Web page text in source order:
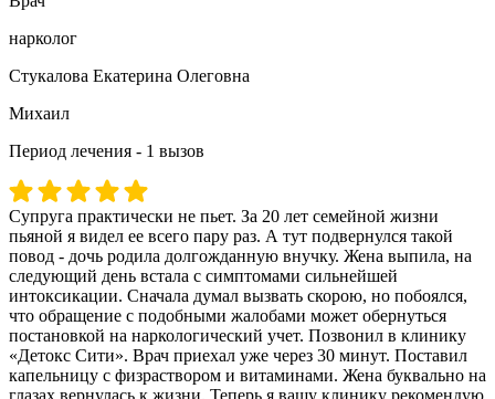
нарколог
Стукалова Екатерина Олеговна
Михаил
Период лечения - 1 вызов
Супруга практически не пьет. За 20 лет семейной жизни
пьяной я видел ее всего пару раз. А тут подвернулся такой
повод - дочь родила долгожданную внучку. Жена выпила, на
следующий день встала с симптомами сильнейшей
интоксикации. Сначала думал вызвать скорою, но побоялся,
что обращение с подобными жалобами может обернуться
постановкой на наркологический учет. Позвонил в клинику
«Детокс Сити». Врач приехал уже через 30 минут. Поставил
капельницу с физраствором и витаминами. Жена буквально на
глазах вернулась к жизни. Теперь я вашу клинику рекомендую